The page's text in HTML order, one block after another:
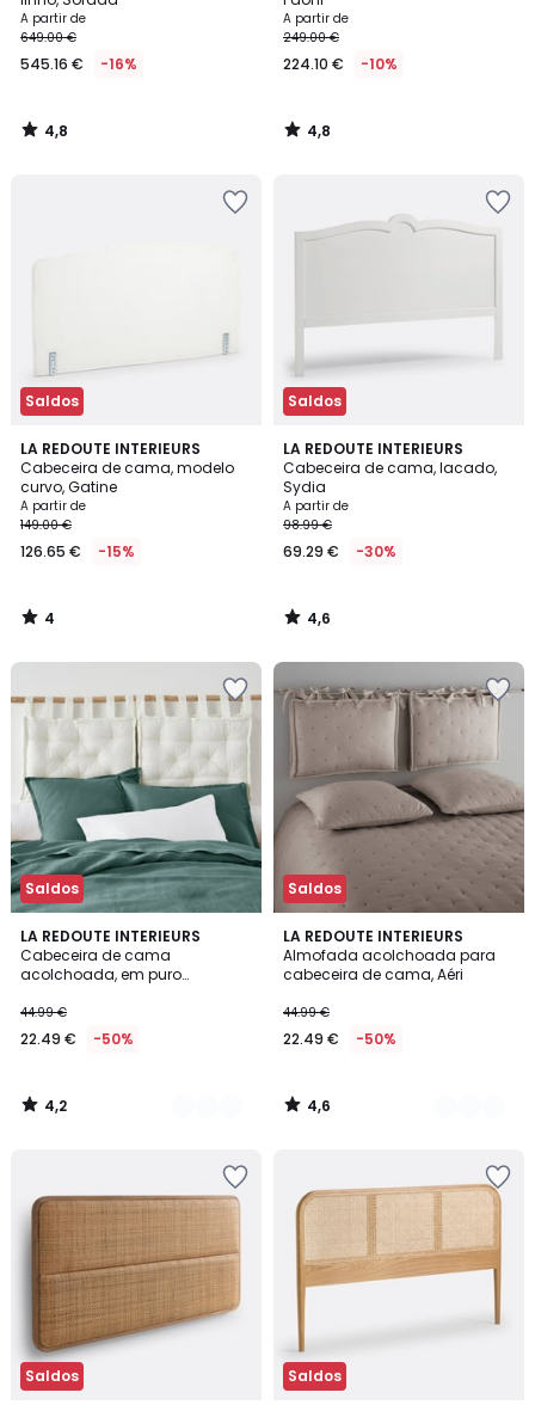
A partir de
649.00 €
545.16 € -16%
4,8
/
A partir de
249.00 €
224.10 € -10%
4,8
/
Saldos
LA REDOUTE INTERIEURS
Cabeceira de cama, modelo
curvo, Gatine
A partir de
149.00 €
126.65 € -15%
4
/
5
4
/
Saldos
LA REDOUTE INTERIEURS
Cabeceira de cama, lacado,
Sydia
A partir de
98.99 €
69.29 € -30%
4,6
/ 5
4,6
/
Saldos
LA REDOUTE INTERIEURS
Cabeceira de cama
acolchoada, em puro
44.99 €
22.49 € -50%
4,2
/ 5
6
Cores
4,2
/
Saldos
LA REDOUTE INTERIEURS
Almofada acolchoada para
cabeceira de cama, Aéri
44.99 €
22.49 € -50%
4,6
/ 5
3
Cores
4,6
/
Saldos Saldos